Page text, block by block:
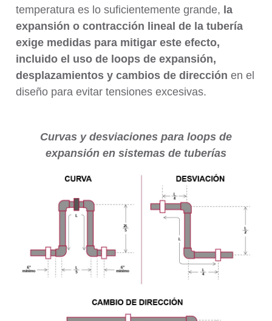
temperatura es lo suficientemente grande, la
expansión o contracción lineal de la tubería
exige medidas para mitigar este efecto,
incluido el uso de loops de expansión,
desplazamientos y cambios de dirección en el
diseño para evitar tensiones excesivas.
Curvas y desviaciones para loops de
expansión en sistemas de tuberías